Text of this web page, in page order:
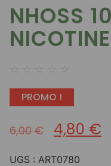
NHOSS
☆ ☆ ☆ ☆ ☆
PROMO !
6,00€ 4,80 €
UGS : ART0780